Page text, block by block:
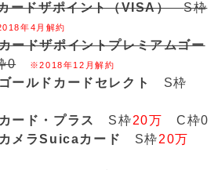
ードザポイント（VISA）S枠
年4月解約
ードザポイントプレミアムゴー
0 ※2018年12月解約
ールドカードセレクト
S枠
ード・プラス S枠20万 C枠0
メラSuicaカード S枠20万